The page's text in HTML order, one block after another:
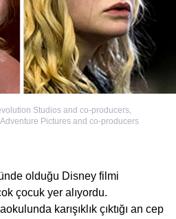
Studios and co-producers,
Pictures and co-producers
olduğu Disney filmi
çocuk yer alıyordu.
karışıklık çıktığı an cep